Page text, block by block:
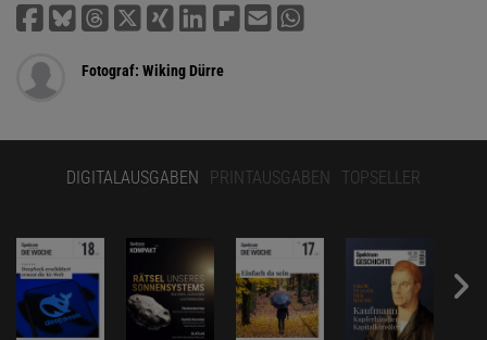
Fotograf: Wiking Dürre
DIGITALAUSGABEN PRINTAUSGABEN TOPSELLER